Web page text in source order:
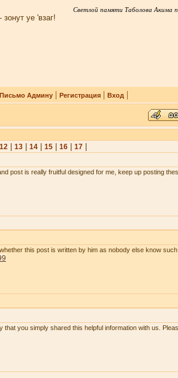
Светлой памяти Таболова Акима
уе 'взаг!
Письмо Админу| Регистрация| Вход |
12| 13| 14| 15| 16| 17|
post is really fruitful designed for me, keep up posting
this post is written by him as nobody else know such
that you simply shared this helpful information with us.